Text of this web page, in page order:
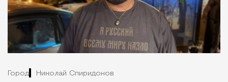
Город Николай Спиридонов